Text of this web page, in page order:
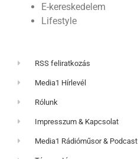
E-kereskedelem
Lifestyle
RSS feliratkozás
Media1 Hírlevél
Rólunk
Impresszum & Kapcsolat
Media1 Rádióműsor & Podcast